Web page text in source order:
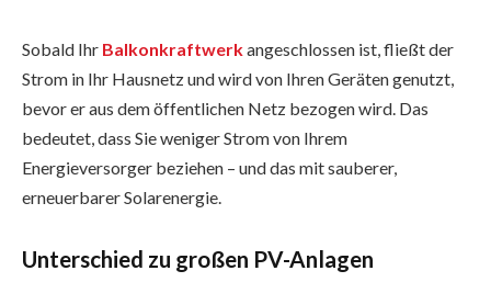
Sobald Ihr Balkonkraftwerkangeschlossen ist, fließt der
Strom in Ihr Hausnetz und wird von Ihren Geräten genutzt,
bevor er aus dem öffentlichen Netz bezogen wird. Das
bedeutet, dass Sie weniger Strom von Ihrem
Energieversorger beziehen – und das mit sauberer,
erneuerbarer Solarenergie.
Unterschied zu großen PV-Anlagen